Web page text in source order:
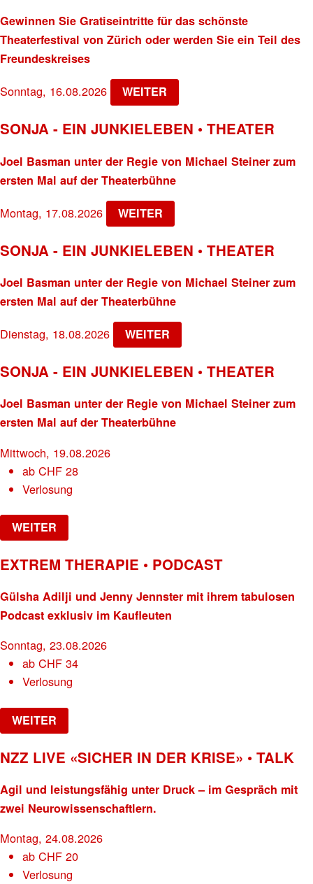
Gewinnen Sie Gratiseintritte für das schönste
Theaterfestival von Zürich oder werden Sie ein Teil des
Freundeskreises
Sonntag, 16.08.2026 WEITER
SONJA - EIN JUNKIELEBEN • THEATER
Joel Basman unter der Regie von Michael Steiner zum
ersten Mal auf der Theaterbühne
Montag, 17.08.2026 WEITER
SONJA - EIN JUNKIELEBEN • THEATER
Joel Basman unter der Regie von Michael Steiner zum
ersten Mal auf der Theaterbühne
Dienstag, 18.08.2026 WEITER
SONJA - EIN JUNKIELEBEN • THEATER
Joel Basman unter der Regie von Michael Steiner zum
ersten Mal auf der Theaterbühne
Mittwoch, 19.08.2026
abCHF 28
Verlosung
WEITER
EXTREM THERAPIE • PODCAST
Gülsha Adilji und Jenny Jennster mit ihrem tabulosen
Podcast exklusiv im Kaufleuten
Sonntag, 23.08.2026
abCHF 34
Verlosung
WEITER
NZZ LIVE «SICHER IN DER KRISE» • TALK
Agil und leistungsfähig unter Druck – im Gespräch mit
zwei Neurowissenschaftlern.
Montag, 24.08.2026
abCHF 20
Verlosung